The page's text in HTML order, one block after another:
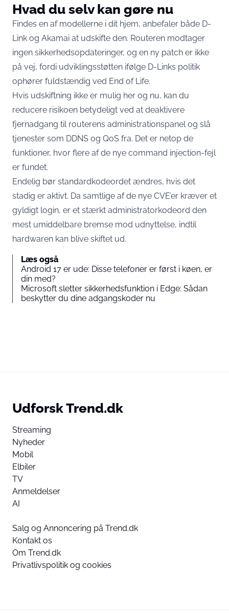
Hvad du selv kan gøre nu
Findes en af modellerne i dit hjem, anbefaler både D-
Link og Akamai at udskifte den. Routeren modtager
ingen sikkerhedsopdateringer, og en ny patch er ikke
på vej, fordi udviklingsstøtten ifølge D-Links politik
ophører fuldstændig ved End of Life.
Hvis udskiftning ikke er mulig her og nu, kan du
reducere risikoen betydeligt ved at deaktivere
fjernadgang til routerens administrationspanel og slå
tjenester som DDNS og QoS fra. Det er netop de
funktioner, hvor flere af de nye command injection-fejl
er fundet.
Endelig bør standardkodeordet ændres, hvis det
stadig er aktivt. Da samtlige af de nye CVE’er kræver et
gyldigt login, er et stærkt administratorkodeord den
mest umiddelbare bremse mod udnyttelse, indtil
hardwaren kan blive skiftet ud.
Læs også
Android 17 er ude: Disse telefoner er først i køen, er
din med?
Microsoft sletter sikkerhedsfunktion i Edge: Sådan
beskytter du dine adgangskoder nu
Udforsk Trend.dk
Streaming
Nyheder
Mobil
Elbiler
TV
Anmeldelser
AI
Salg og Annoncering på Trend.dk
Kontakt os
Om Trend.dk
Privatlivspolitik og cookies